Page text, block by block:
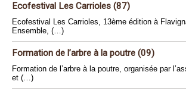
Ecofestival Les Carrioles (87)
Ecofestival Les Carrioles, 13ème édition à
Ensemble, (…)
Formation de l’arbre à la poutre (09)
Formation de l’arbre à la poutre, organisée par
et (…)